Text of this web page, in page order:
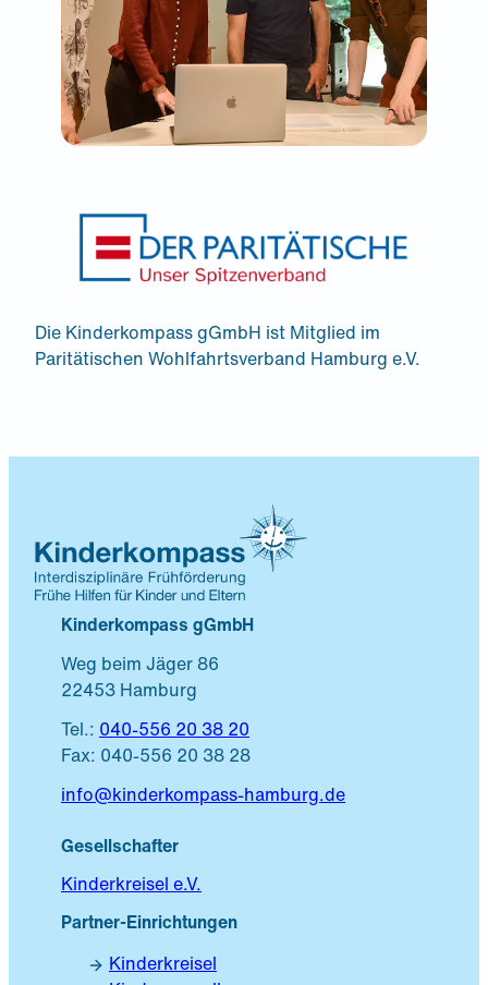
Die Kinderkompass gGmbH ist Mitglied im
Paritätischen Wohlfahrtsverband Hamburg e.V.
Kinderkompass gGmbH
Weg beim Jäger 86
22453 Hamburg
Tel.: 040-556 20 38 20
Fax: 040-556 20 38 28
info@kinderkompass-hamburg.de
Gesellschafter
Kinderkreisel e.V.
Partner-Einrichtungen
Kinderkreisel